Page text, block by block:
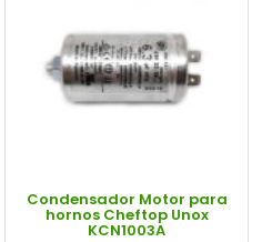
Condensador Motor para
hornos Cheftop Unox
KCN1003A